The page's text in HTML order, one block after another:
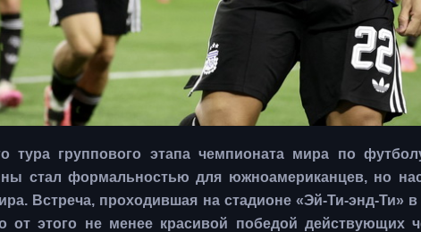
тура группового этапа чемпионата мира по
стал формальностью для южноамериканцев, но
Встреча, проходившая на стадионе «Эй-Ти-энд-Ти»
от этого не менее красивой победой действующих